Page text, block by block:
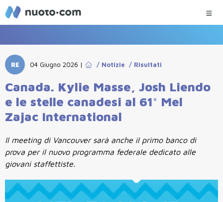
RE 04 Giugno 2026 | / Notizie / Risultati
Canada. Kylie Masse, Josh Liendo
e le stelle canadesi al 61° Mel
Zajac International
Il meeting di Vancouver sarà anche il primo banco di
prova per il nuovo programma federale dedicato alle
giovani staffettiste.